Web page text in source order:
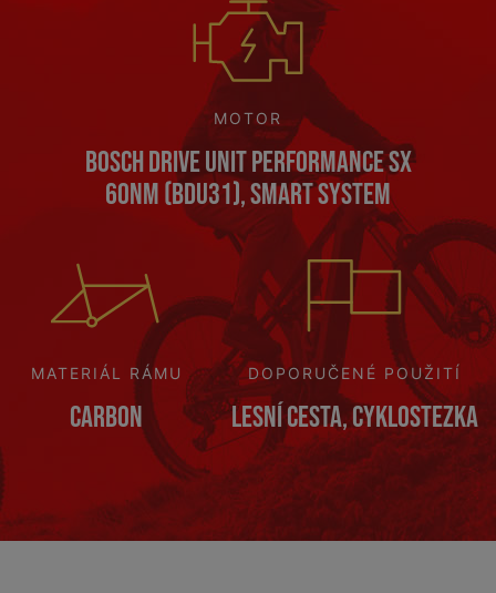
MOTOR
Bosch Drive Unit Performance SX
60Nm (BDU31), Smart System
MATERIÁL RÁMU
Carbon
DOPORUČENÉ POUŽITÍ
Lesní cesta, cyklostezka